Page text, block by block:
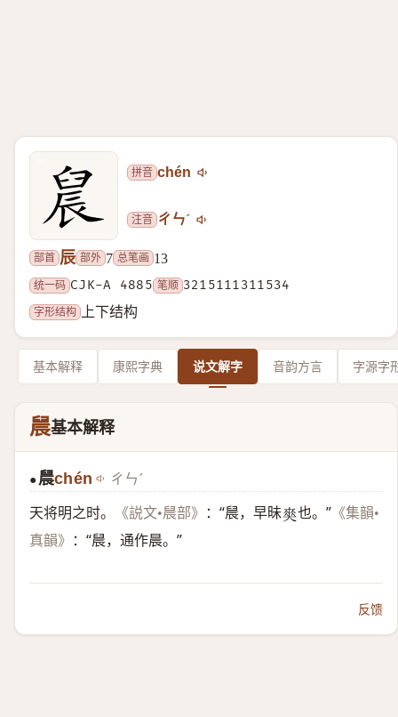
拼音 chén
注音 ㄔㄣˊ
部首 辰 部外 7 总笔画 13
统一码 CJK-A 4885 笔顺 3215111311534
字形结构
上下结构
基本解释 康熙字典 说文解字 音韵方言 字源字
䢅基本解释
● 䢅chén ㄔㄣˊ
天将明之时。 《説文•䢅部》 ：“䢅，早昧𠁊 也。” 《集韻•
真韻》
：“䢅，通作晨。”
反馈